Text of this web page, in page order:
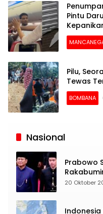
Pintu
Pilu,
Tewas
BOMBANA
Siaran
Nasional
Prabowo
Presiden
20 Oktober
Indonesia